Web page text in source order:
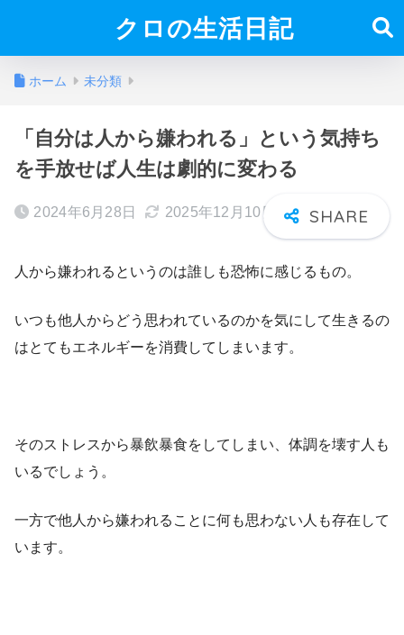
クロの生活日記
ホーム 未分類
「自分は人から嫌われる」という気持ち
を手放せば人生は劇的に変わる
2024年6月28日 2025年12月10日
人から嫌われるというのは誰しも恐怖に感じるもの。
いつも他人からどう思われているのかを気にして生きるの
はとてもエネルギーを消費してしまいます。
そのストレスから暴飲暴食をしてしまい、体調を壊す人も
いるでしょう。
一方で他人から嫌われることに何も思わない人も存在して
います。